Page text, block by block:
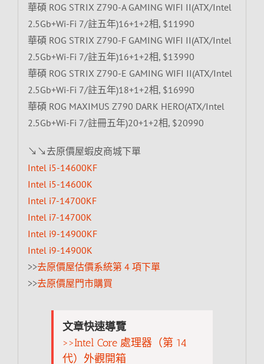
華碩 ROG STRIX Z790-A GAMING WIFI II(ATX/Intel
2.5Gb+Wi-Fi 7/註五年)16+1+2相, $11990
華碩 ROG STRIX Z790-F GAMING WIFI II(ATX/Intel
2.5Gb+Wi-Fi 7/註五年)16+1+2相, $13990
華碩 ROG STRIX Z790-E GAMING WIFI II(ATX/Intel
2.5Gb+Wi-Fi 7/註五年)18+1+2相, $16990
華碩 ROG MAXIMUS Z790 DARK HERO(ATX/Intel
2.5Gb+Wi-Fi 7/註冊五年)20+1+2相, $20990
↘↘去原價屋蝦皮商城下單
Intel i5-14600KF
Intel i5-14600K
Intel i7-14700KF
Intel i7-14700K
Intel i9-14900KF
Intel i9-14900K
>>去原價屋估價系統第 4 項下單
>>去原價屋門市購買
文章快速導覽
>>Intel Core 處理器（第 14
代）外觀開箱